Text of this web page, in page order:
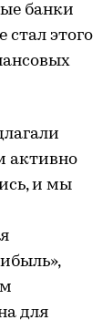
банки
стал этого
активно
и мы
для